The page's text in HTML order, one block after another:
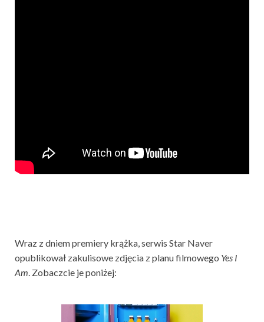
Wraz z dniem premiery krążka, serwis Star Naver
opublikował zakulisowe zdjęcia z planu filmowego Yes I
Am. Zobaczcie je poniżej: